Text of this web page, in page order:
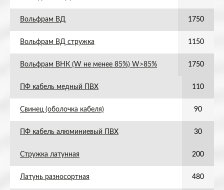
Вольфрам ВД 1750
Вольфрам ВД стружка 1150
Вольфрам ВНК (W не менее 85%) W>85% 1750
ПФ кабель медный ПВХ 110
Свинец (оболочка кабеля) 90
ПФ кабель алюминиевый ПВХ 30
Стружка латунная 200
Латунь разносортная 480